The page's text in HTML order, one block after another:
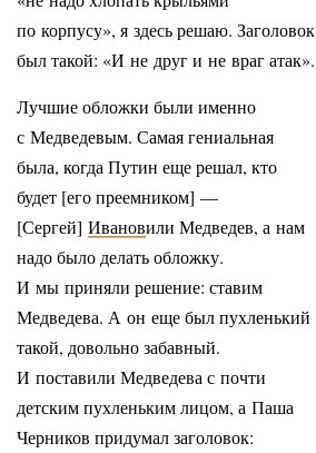
по корпусу», я здесь решаю. Заголовок
был такой: «И не друг и не враг атак».
Лучшие обложки были именно
с Медведевым. Самая гениальная
была, когда Путин еще решал, кто
будет [его преемником] —
[Сергей] Ивановили Медведев, а нам
надо было делать обложку.
И мы приняли решение: ставим
Медведева. А он еще был пухленький
такой, довольно забавный.
И поставили Медведева с почти
детским пухленьким лицом, а Паша
Черников придумал заголовок: